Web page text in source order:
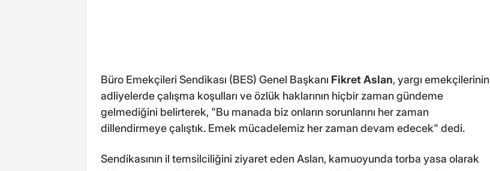
Büro Emekçileri Sendikası (BES) Genel Başkanı Fikret Aslan, yargı emekçilerinin
adliyelerde çalışma koşulları ve özlük haklarının hiçbir zaman gündeme
gelmediğini belirterek, "Bu manada biz onların sorunlarını her zaman
dillendirmeye çalıştık. Emek mücadelemiz her zaman devam edecek" dedi.
Sendikasının il temsilciliğini ziyaret eden Aslan, kamuoyunda torba yasa olarak